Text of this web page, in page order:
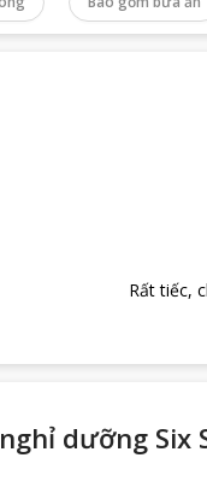
Rất tiếc,
dưỡng Six